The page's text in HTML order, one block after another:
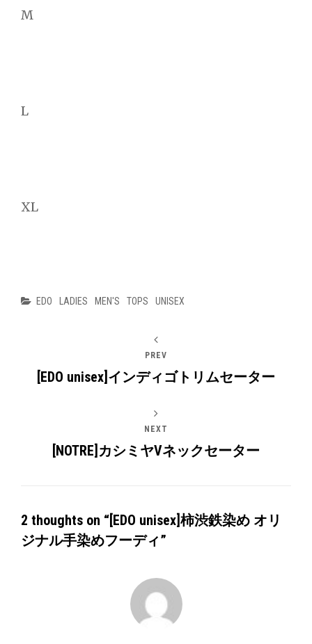
M
L
XL
Categories
EDO LADIES MEN'S TOPS UNISEX
PREV
[EDO unisex]インディゴトリムセーター
NEXT
[NOTRE]カシミヤVネックセーター
2 thoughts on “[EDO unisex]柿渋鉄染め オリ
ジナル手染めフーディ”